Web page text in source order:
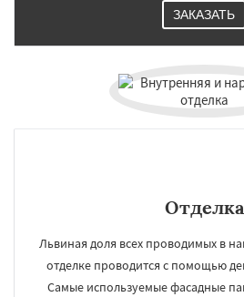
ЗАКАЗАТЬ
Отделка
Львиная доля всех проводимых в
отделке проводится с помощью
Самые используемые фасадные